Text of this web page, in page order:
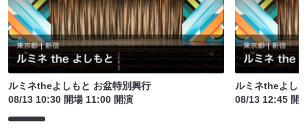
ルミネtheよしもと お盆特別興行
08/13 10:30 開場 11:00 開演
ルミネtheよし
08/13 12:45 開